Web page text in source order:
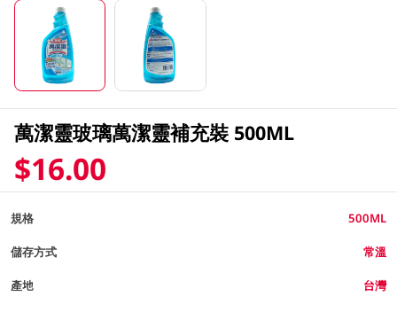
萬潔靈玻璃萬潔靈補充裝 500ML
$16.00
規格 500ML
儲存方式 常溫
產地 台灣